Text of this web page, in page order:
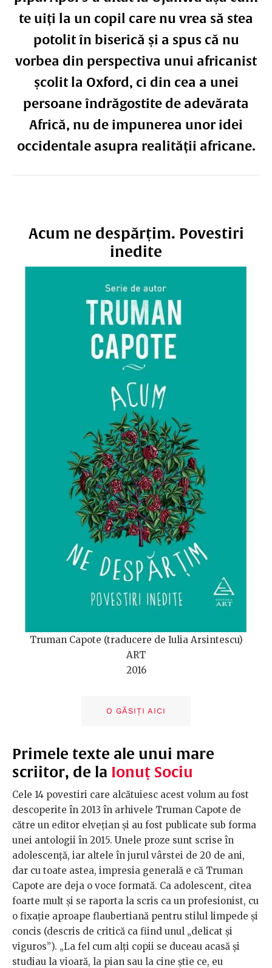
te uiți la un copil care nu vrea să stea
potolit în biserică și a spus că nu
vorbea din perspectiva unui africanist
școlit la Oxford, ci din cea a unei
persoane îndrăgostite de adevărata
Africă, nu de impunerea unor idei
occidentale asupra realității africane.
Acum ne despărțim. Povestiri
inedite
Truman Capote (traducere de Iulia Arsintescu)
ART
2016
O GĂSIȚI AICI
Primele texte ale unui mare
scriitor, de la Ionuț Sociu
Cele 14 povestiri care alcătuiesc acest volum au fost
descoperite în 2013 în arhivele Truman Capote de
către un editor elvețian și au fost publicate sub forma
unei antologii în 2015. Unele proze sunt scrise în
adolescență, iar altele în jurul vârstei de 20 de ani,
dar cu toate astea, impresia generală e că Truman
Capote are deja o voce formată. Ca adolescent, citea
foarte mult și se raporta la scris ca un profesionist, cu
o fixație aproape flaubertiană pentru stilul limpede și
concis (descris de critică ca fiind unul „delicat și
viguros”). „La fel cum alți copii se duceau acasă și
studiau la vioară, la pian sau la cine știe ce, eu